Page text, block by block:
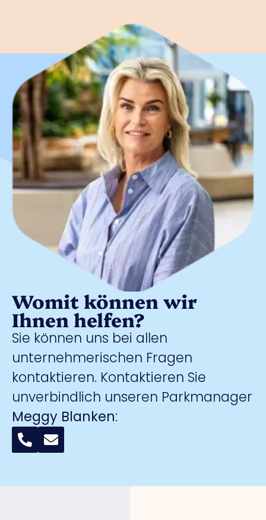
Womit können wir
Ihnen helfen?
Sie können uns bei allen
unternehmerischen Fragen
kontaktieren. Kontaktieren Sie
unverbindlich unseren Parkmanager
Meggy Blanken: